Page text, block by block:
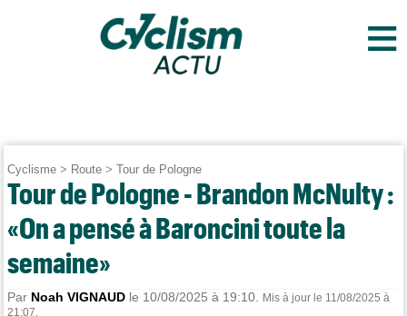
≡
Cyclisme > Route >Tour de Pologne
Tour de Pologne - Brandon McNulty :
«On a pensé à Baroncini toute la
semaine»
Par Noah VIGNAUD le 10/08/2025 à 19:10.
Mis à jour le 11/08/2025 à
21:07.